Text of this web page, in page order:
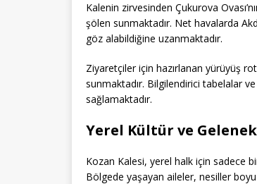
Kalenin zirvesinden Çukurova
şölen sunmaktadır. Net havalarda
göz alabildiğine uzanmaktadır.
Ziyaretçiler için hazırlanan yürüyüş
sunmaktadır. Bilgilendirici tabelalar
sağlamaktadır.
Yerel Kültür ve
Kozan Kalesi, yerel halk için sadece
Bölgede yaşayan aileler, nesiller